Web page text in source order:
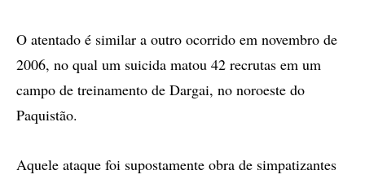
O atentado é similar a outro ocorrido em novembro de
2006, no qual um suicida matou 42 recrutas em um
campo de treinamento de Dargai, no noroeste do
Paquistão.
Aquele ataque foi supostamente obra de simpatizantes